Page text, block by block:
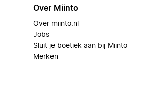
Over Miinto
Over miinto.nl
Jobs
Sluit je boetiek aan bij Miinto
Merken